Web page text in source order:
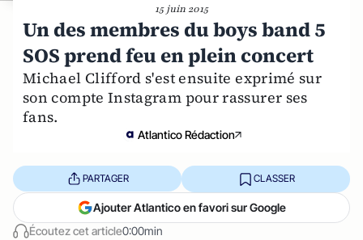
15 juin 2015
Un des membres du boys band 5
SOS prend feu en plein concert
Michael Clifford s'est ensuite exprimé sur
son compte Instagram pour rassurer ses
fans.
Atlantico Rédaction
Écoutez cet article0:00min
PARTAGER CLASSER
Ajouter Atlantico en favori sur Google